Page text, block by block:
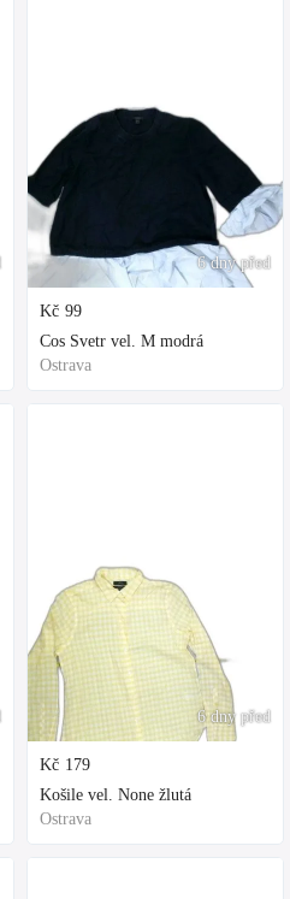
6 dny před
Kč 99
Cos Svetr vel. M modrá
Ostrava
6 dny před
Kč 179
Košile vel. None žlutá
Ostrava